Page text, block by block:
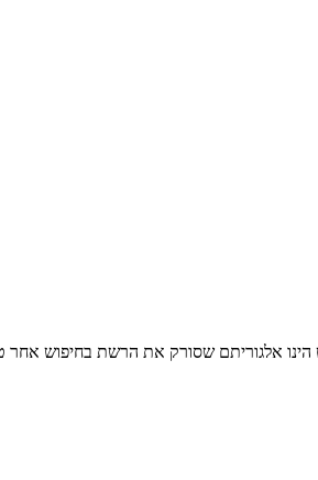
– קופסה מאירה, הופרט הינו אלגוריתם שסורק